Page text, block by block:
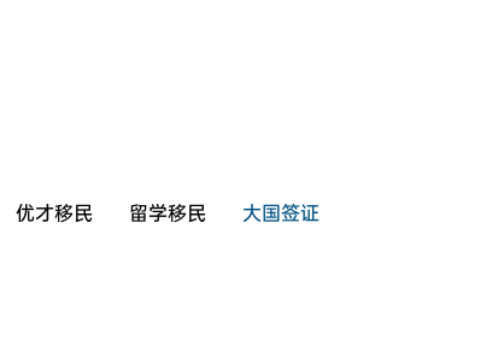
优才移民 留学移民 大国签证